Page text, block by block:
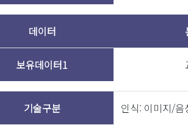
데이터
보유데이터1
기술구분 인식: 이미지/